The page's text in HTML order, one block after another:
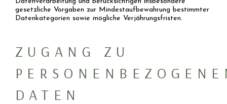
gesetzliche Vorgaben zur Mindestaufbewahrung bestimmter
Datenkategorien sowie mögliche Verjährungsfristen.
ZUGANG ZU
DATEN